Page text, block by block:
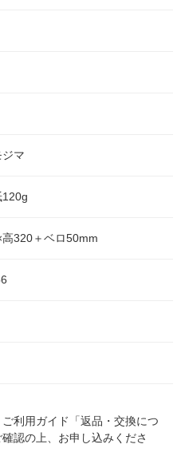
マ
320＋ベロ50mm
利用ガイド「返品・交換につ
認の上、お申し込みくださ